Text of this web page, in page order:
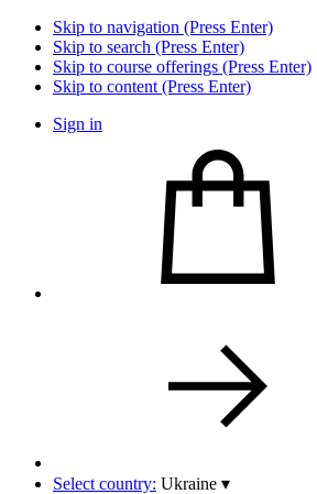
Skip to navigation (Press Enter)
Skip to search (Press Enter)
Skip to course offerings (Press Enter)
Skip to content (Press Enter)
Sign in
Select country: Ukraine ▾